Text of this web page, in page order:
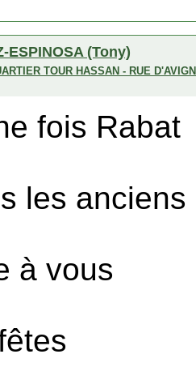
ESPINOSA (Tony)
TOUR HASSAN - RUE
fois Rabat
les
à vous